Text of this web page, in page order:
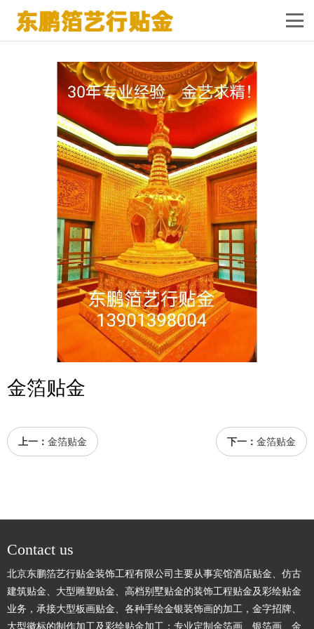
金箔贴金
上一： 金箔贴金 下一： 金箔贴金
Contact us
北京东鹏箔艺行贴金装饰工程有限公司主要从事宾馆酒店贴金、仿古
建筑贴金、大型雕塑贴金、高档别墅贴金的装饰工程贴金及彩绘贴金
业务，承接大型板画贴金、各种手绘金银装饰画的加工，金字招牌、
大型徽标的制作加工及彩绘贴金加工；专业定制金箔画、银箔画、金